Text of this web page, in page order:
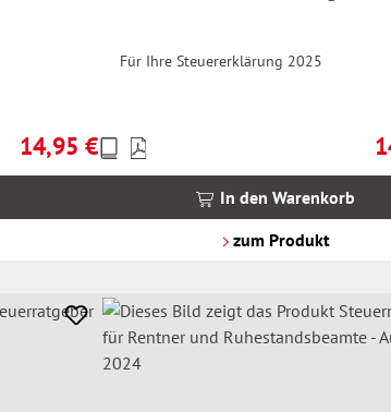
Regulärer Preis:
14,95 €
Für Ihre Steuererklärung 2025
Preise
inkl.
In den Warenkorb
zum Produkt